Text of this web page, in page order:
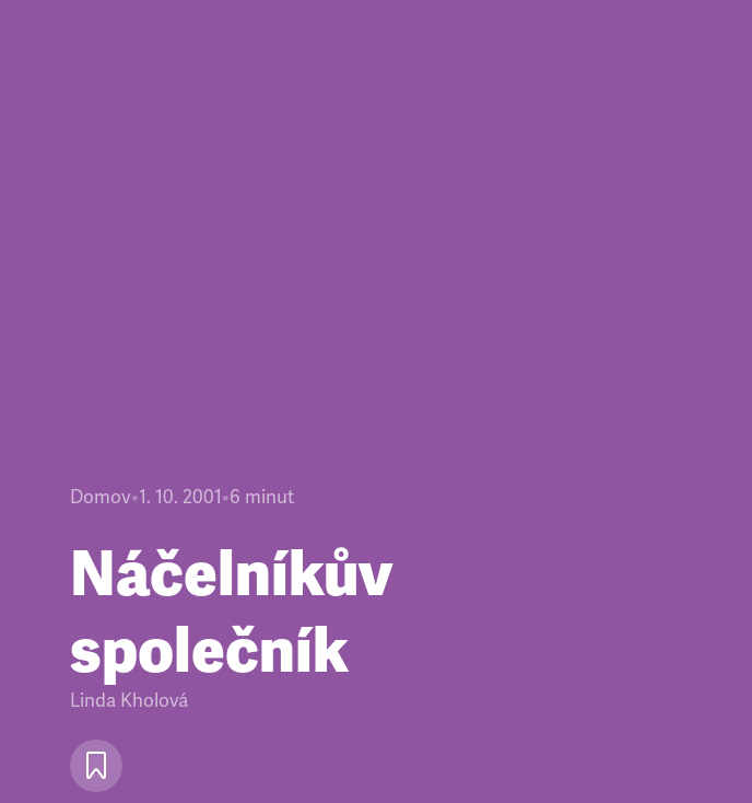
Domov•1. 10. 2001•6 minut
Náčelníkův
společník
Linda Kholová